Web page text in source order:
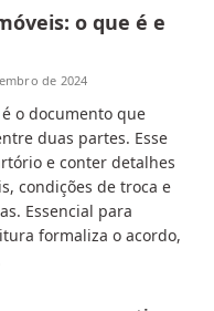
o que é e
de 2024
o documento que
duas partes. Esse
e conter detalhes
condições de troca e
Essencial para
formaliza o acordo,